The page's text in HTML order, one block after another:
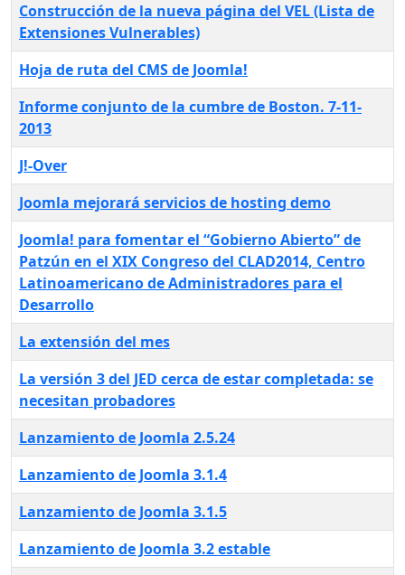
Construcción de la nueva página del VEL (Lista de
Extensiones Vulnerables)
Hoja de ruta del CMS de Joomla!
Informe conjunto de la cumbre de Boston. 7-11-
2013
J!-Over
Joomla mejorará servicios de hosting demo
Joomla! para fomentar el “Gobierno Abierto” de
Patzún en el XIX Congreso del CLAD2014, Centro
Latinoamericano de Administradores para el
Desarrollo
La extensión del mes
La versión 3 del JED cerca de estar completada: se
necesitan probadores
Lanzamiento de Joomla 2.5.24
Lanzamiento de Joomla 3.1.4
Lanzamiento de Joomla 3.1.5
Lanzamiento de Joomla 3.2 estable